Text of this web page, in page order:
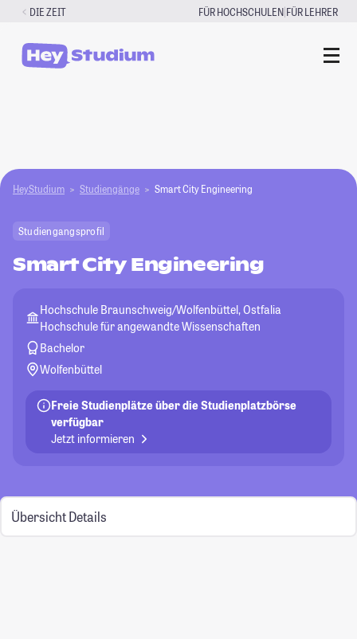
Zum
springen
DIE ZEIT FÜR HOCHSCHULEN|FÜR LEHRER
HeyStudium Studiengänge Smart City Engineering
Studiengangsprofil
Smart City Engineering
Hochschule Braunschweig/Wolfenbüttel, Ostfalia
Hochschule für angewandte Wissenschaften
Bachelor
Wolfenbüttel
Freie Studienplätze über die Studienplatzbörse
verfügbar
Jetzt informieren
Übersicht Details